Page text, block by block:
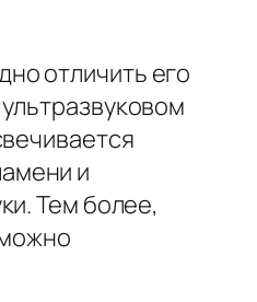
отличить его
и
Тем более,